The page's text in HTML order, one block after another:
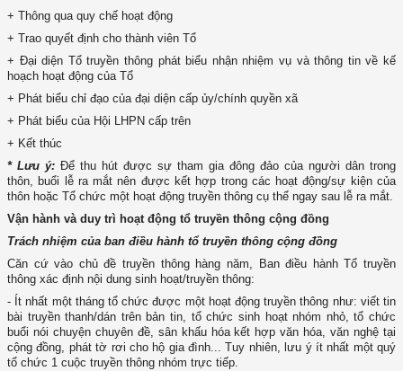
+ Thông qua quy chế hoạt động
+ Trao quyết định cho thành viên Tổ
+ Đại diện Tổ truyền thông phát biểu nhận nhiệm vụ và thông tin về kế
hoạch hoạt động của Tổ
+ Phát biểu chỉ đạo của đại diện cấp ủy/chính quyền xã
+ Phát biểu của Hội LHPN cấp trên
+ Kết thúc
* Lưu ý: Để thu hút được sự tham gia đông đảo của người dân trong
thôn, buổi lễ ra mắt nên được kết hợp trong các hoạt động/sự kiện của
thôn hoặc Tổ chức một hoạt động truyền thông cụ thể ngay sau lễ ra mắt.
Vận hành và duy trì hoạt động tổ truyền thông cộng đồng
Trách nhiệm của ban điều hành tổ truyền thông cộng đồng
Căn cứ vào chủ đề truyền thông hàng năm, Ban điều hành Tổ truyền
thông xác định nội dung sinh hoạt/truyền thông:
- Ít nhất một tháng tổ chức được một hoạt động truyền thông như: viết tin
bài truyền thanh/dán trên bản tin, tổ chức sinh hoạt nhóm nhỏ, tổ chức
buổi nói chuyện chuyên đề, sân khấu hóa kết hợp văn hóa, văn nghệ tại
cộng đồng, phát tờ rơi cho hộ gia đình... Tuy nhiên, lưu ý ít nhất một quý
tổ chức 1 cuộc truyền thông nhóm trực tiếp.